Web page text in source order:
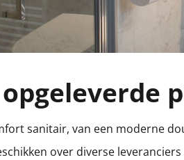
sanitair, van een moderne
over diverse